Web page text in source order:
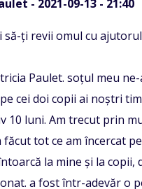
- 2021-09-13 - 21:40
să-ți revii omul cu
Paulet. soțul meu
cei doi copii ai noștri
10 luni. Am trecut prin
făcut tot ce am încercat
la mine și la copii,
a fost într-adevăr o